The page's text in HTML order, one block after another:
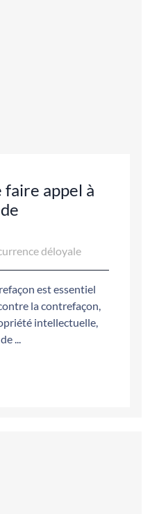
faire appel à
déloyale
est essentiel
la contrefaçon,
intellectuelle,
...